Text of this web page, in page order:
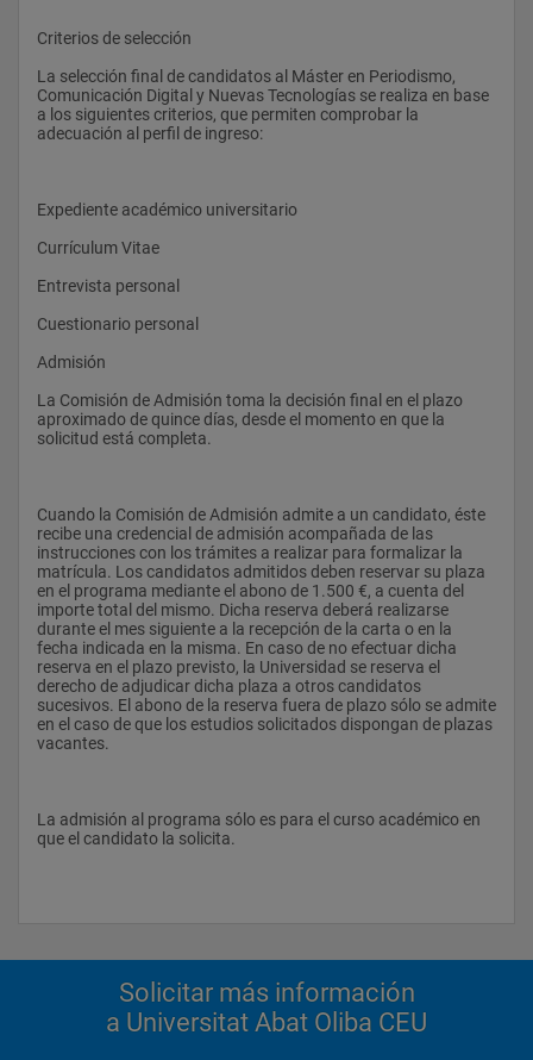
Criterios de selección
La selección final de candidatos al Máster en Periodismo,
Comunicación Digital y Nuevas Tecnologías se realiza en base
a los siguientes criterios, que permiten comprobar la
adecuación al perfil de ingreso:
Expediente académico universitario
Currículum Vitae
Entrevista personal
Cuestionario personal
Admisión
La Comisión de Admisión toma la decisión final en el plazo
aproximado de quince días, desde el momento en que la
solicitud está completa.
Cuando la Comisión de Admisión admite a un candidato, éste
recibe una credencial de admisión acompañada de las
instrucciones con los trámites a realizar para formalizar la
matrícula. Los candidatos admitidos deben reservar su plaza
en el programa mediante el abono de 1.500 €, a cuenta del
importe total del mismo. Dicha reserva deberá realizarse
durante el mes siguiente a la recepción de la carta o en la
fecha indicada en la misma. En caso de no efectuar dicha
reserva en el plazo previsto, la Universidad se reserva el
derecho de adjudicar dicha plaza a otros candidatos
sucesivos. El abono de la reserva fuera de plazo sólo se admite
en el caso de que los estudios solicitados dispongan de plazas
vacantes.
La admisión al programa sólo es para el curso académico en
que el candidato la solicita.
Solicitar más información
a Universitat Abat Oliba CEU